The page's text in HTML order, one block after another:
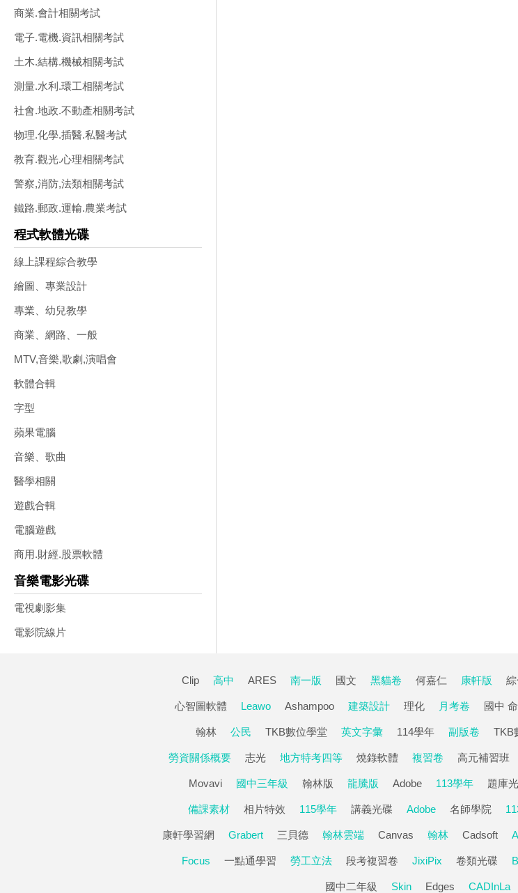
商業.會計相關考試
電子.電機.資訊相關考試
土木.結構.機械相關考試
測量.水利.環工相關考試
社會.地政.不動產相關考試
物理.化學.插醫.私醫考試
教育.觀光.心理相關考試
警察,消防,法類相關考試
鐵路.郵政.運輸.農業考試
程式軟體光碟
線上課程綜合教學
繪圖、專業設計
專業、幼兒教學
商業、網路、一般
MTV,音樂,歌劇,演唱會
軟體合輯
字型
蘋果電腦
音樂、歌曲
醫學相關
遊戲合輯
電腦遊戲
商用.財經.股票軟體
音樂電影光碟
電視劇影集
電影院線片
Clip 高中 ARES 南一版 國文 黑貓卷 何嘉仁 康軒版
心智圖軟體 Leawo Ashampoo 建築設計 理化 月考卷 國中
翰林 公民 TKB數位學堂 英文字彙 114學年 副版卷 TKB
勞資關係概要 志光 地方特考四等 燒錄軟體 複習卷 高元補習班
Movavi 國中三年級 翰林版 龍騰版 Adobe 113學年 題庫
備課素材 相片特效 115學年 講義光碟 Adobe 名師學院
康軒學習網 Grabert 三貝德 翰林雲端 Canvas 翰林 Cadsoft
Focus 一點通學習 勞工立法 段考複習卷 JixiPix 卷類光碟
國中二年級 Skin Edges CADInLa